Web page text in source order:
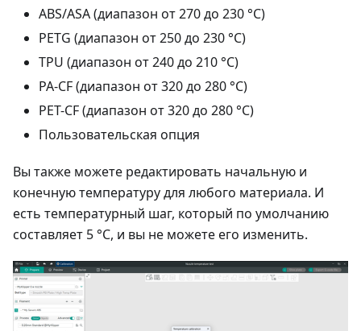
ABS/ASA (диапазон от 270 до 230 °C)
PETG (диапазон от 250 до 230 °C)
TPU (диапазон от 240 до 210 °C)
PA-CF (диапазон от 320 до 280 °C)
PET-CF (диапазон от 320 до 280 °C)
Пользовательская опция
Вы также можете редактировать начальную и
конечную температуру для любого материала. И
есть температурный шаг, который по умолчанию
составляет 5 °C, и вы не можете его изменить.